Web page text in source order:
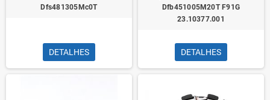
Dfs481305Mc0T
DETALHES
Dfb451005M20T F91G
23.10377.001
DETALHES